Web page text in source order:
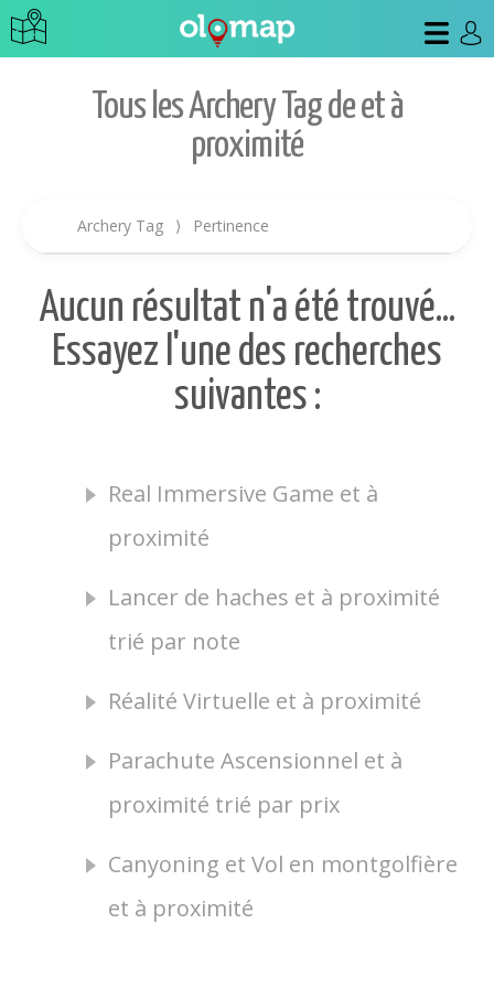
Tous les Archery Tag de et à
proximité
Archery Tag ⟩ Pertinence
Aucun résultat n'a été trouvé...
Essayez l'une des recherches
suivantes :
Real Immersive Game et à
proximité
Lancer de haches et à proximité
trié par note
Réalité Virtuelle et à proximité
Parachute Ascensionnel et à
proximité trié par prix
Canyoning et Vol en montgolfière
et à proximité